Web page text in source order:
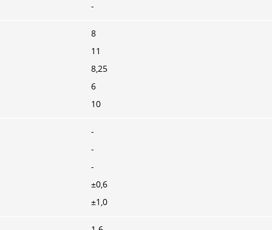
-
8
11
8,25
6
10
-
-
-
±0,6
±1,0